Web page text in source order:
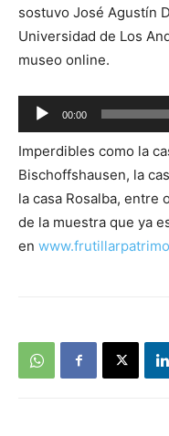
sostuvo José Agustín
Universidad de Los
museo online.
Reproductor
de
audio
00:00
Imperdibles como la
Bischoffshausen, la
la casa Rosalba, entre
de la muestra que ya
en